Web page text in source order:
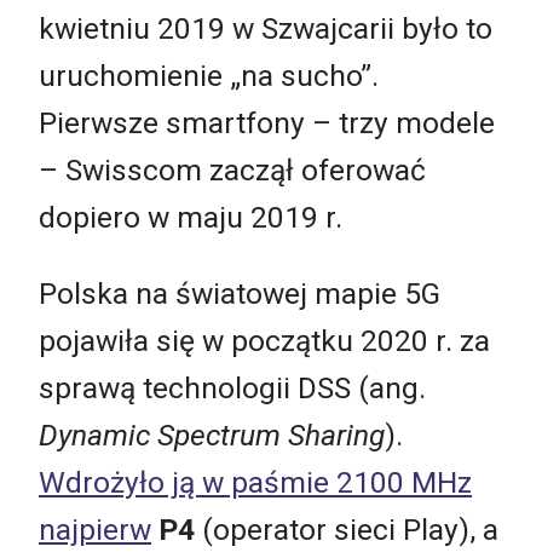
kwietniu 2019 w Szwajcarii było to
uruchomienie „na sucho”.
Pierwsze smartfony – trzy modele
– Swisscom zaczął oferować
dopiero w maju 2019 r.
Polska na światowej mapie 5G
pojawiła się w początku 2020 r. za
sprawą technologii DSS (ang.
Dynamic Spectrum Sharing).
Wdrożyło ją w paśmie 2100 MHz
najpierw P4 (operator sieci Play), a